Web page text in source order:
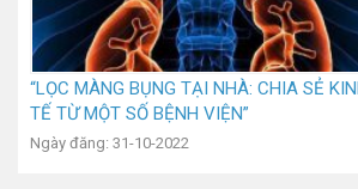
“LỌC MÀNG BỤNG TẠI NHÀ: CHIA SẺ
TẾ TỪ MỘT SỐ BỆNH VIỆN”
Ngày đăng: 31-10-2022